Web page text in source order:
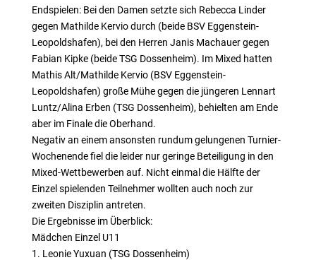
Endspielen: Bei den Damen setzte sich Rebecca Linder
gegen Mathilde Kervio durch (beide BSV Eggenstein-
Leopoldshafen), bei den Herren Janis Machauer gegen
Fabian Kipke (beide TSG Dossenheim). Im Mixed hatten
Mathis Alt/Mathilde Kervio (BSV Eggenstein-
Leopoldshafen) große Mühe gegen die jüngeren Lennart
Luntz/Alina Erben (TSG Dossenheim), behielten am Ende
aber im Finale die Oberhand.
Negativ an einem ansonsten rundum gelungenen Turnier-
Wochenende fiel die leider nur geringe Beteiligung in den
Mixed-Wettbewerben auf. Nicht einmal die Hälfte der
Einzel spielenden Teilnehmer wollten auch noch zur
zweiten Disziplin antreten.
Die Ergebnisse im Überblick:
Mädchen Einzel U11
1. Leonie Yuxuan (TSG Dossenheim)